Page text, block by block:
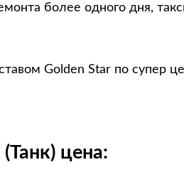
более одного дня,
Golden Star по супер
цена: